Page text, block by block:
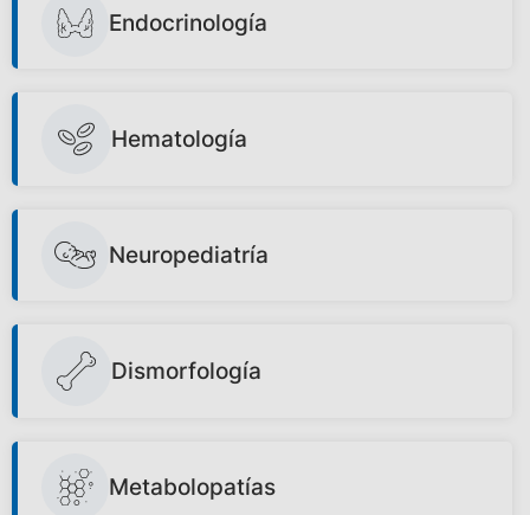
Endocrinología
Hematología
Neuropediatría
Dismorfología
Metabolopatías